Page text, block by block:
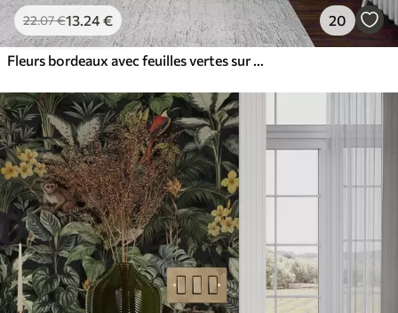
22.07€13.24€ 20
Fleurs bordeaux avec feuilles vertes sur fond clair